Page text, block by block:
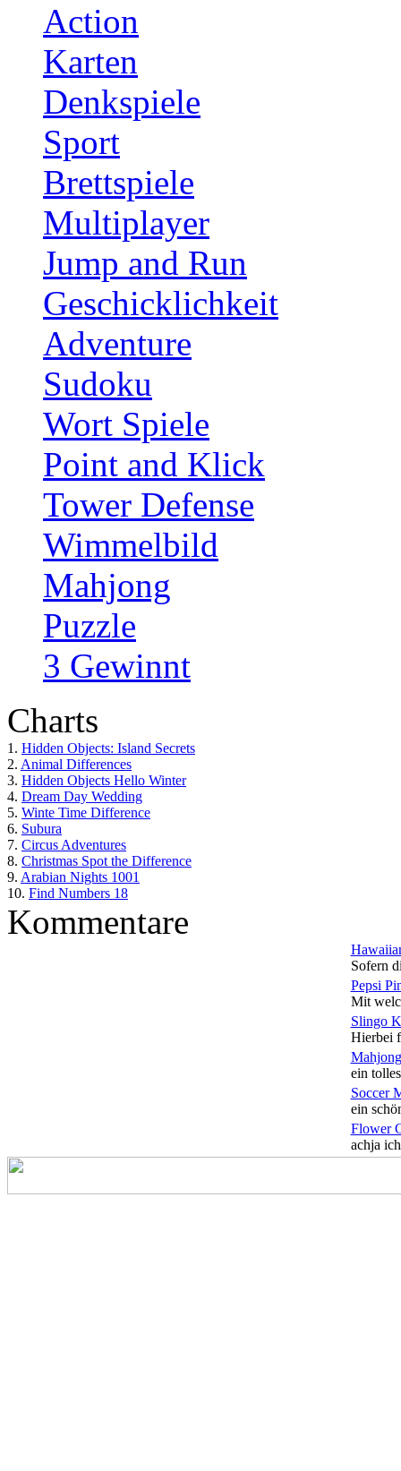
Action
Karten
Denkspiele
Sport
Brettspiele
Multiplayer
Jump and Run
Geschicklichkeit
Adventure
Sudoku
Wort Spiele
Point and Klick
Tower Defense
Wimmelbild
Mahjong
Puzzle
3 Gewinnt
Charts
1. Hidden Objects: Island Secrets
2. Animal Differences
3. Hidden Objects Hello Winter
4. Dream Day Wedding
5. Winte Time Difference
6. Subura
7. Circus Adventures
8. Christmas Spot the Difference
9. Arabian Nights 1001
10. Find Numbers 18
Kommentare
Sofern
Pepsi
Mit
Slingo
Hierbei
ein
Soccer
ein
Flower
achja